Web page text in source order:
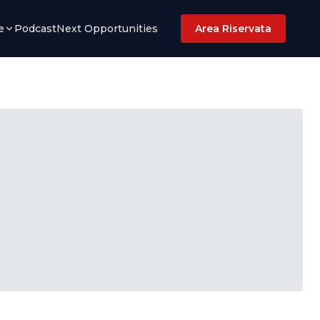
PodcastNext Opportunities Area Riservata